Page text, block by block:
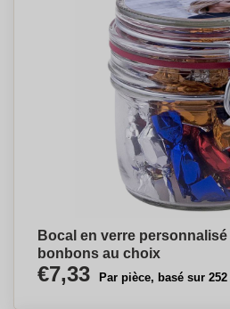
Bocal en verre personnalisé
bonbons au choix
€7,33 Par pièce, basé sur